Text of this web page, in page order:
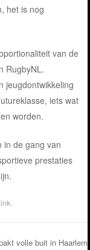
het is nog
van de
RugbyNL.
jeugdontwikkeling
iets wat
worden.
in de gang van
prestaties
volle buit in Haarlem